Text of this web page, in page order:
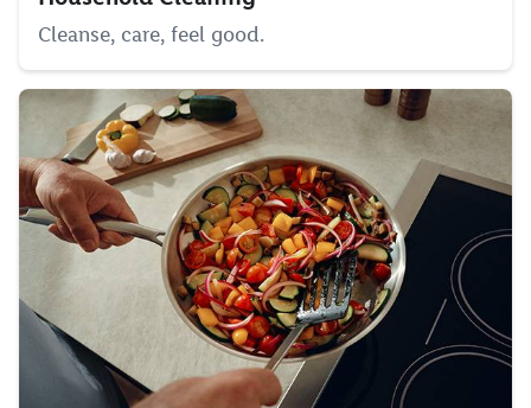
Cleanse, care, feel good.